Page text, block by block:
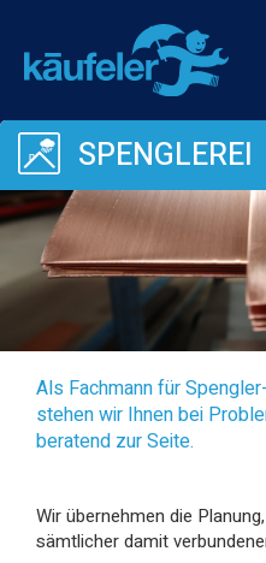
SPENGLEREI
Als Fachmann für
stehen wir Ihnen bei
beratend zur Seite.
Wir übernehmen die
sämtlicher damit